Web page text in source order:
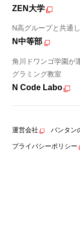
ZEN大学
N高グループと共通
N中等部
角川ドワンゴ学園が
グラミング教室
N Code Labo
運営会社 バンタン
プライバシーポリシー